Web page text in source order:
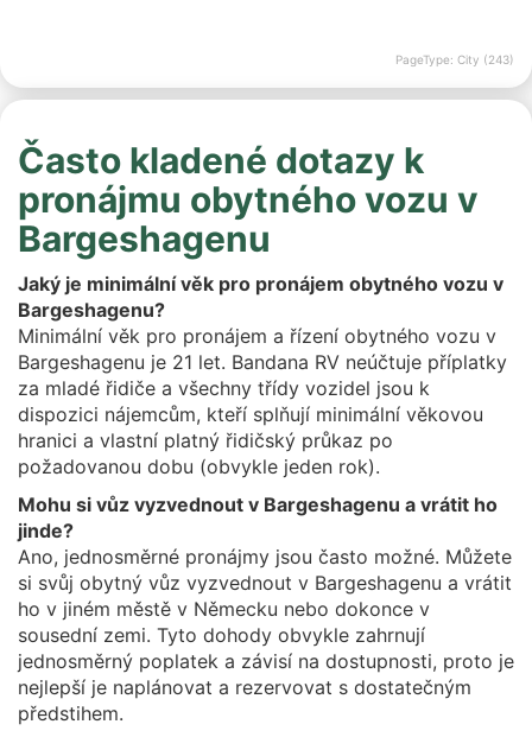
PageType: City (243)
Často kladené dotazy k
pronájmu obytného vozu v
Bargeshagenu
Jaký je minimální věk pro pronájem obytného vozu v
Bargeshagenu?
Minimální věk pro pronájem a řízení obytného vozu v
Bargeshagenu je 21 let. Bandana RV neúčtuje příplatky
za mladé řidiče a všechny třídy vozidel jsou k
dispozici nájemcům, kteří splňují minimální věkovou
hranici a vlastní platný řidičský průkaz po
požadovanou dobu (obvykle jeden rok).
Mohu si vůz vyzvednout v Bargeshagenu a vrátit ho
jinde?
Ano, jednosměrné pronájmy jsou často možné. Můžete
si svůj obytný vůz vyzvednout v Bargeshagenu a vrátit
ho v jiném městě v Německu nebo dokonce v
sousední zemi. Tyto dohody obvykle zahrnují
jednosměrný poplatek a závisí na dostupnosti, proto je
nejlepší je naplánovat a rezervovat s dostatečným
předstihem.